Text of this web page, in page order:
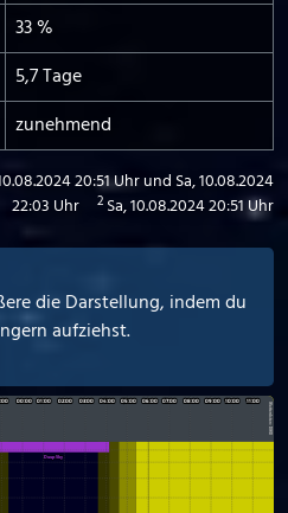
33 %
5,7 Tage
zunehmend
20:51 Uhr und Sa, 10.08.2024
22:03 Uhr
2 Sa, 10.08.2024 20:51 Uhr
die Darstellung, indem du
aufziehst.